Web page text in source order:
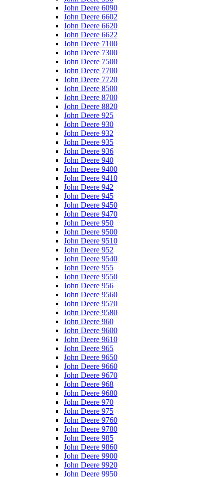
John Deere 6090
John Deere 6602
John Deere 6620
John Deere 6622
John Deere 7100
John Deere 7300
John Deere 7500
John Deere 7700
John Deere 7720
John Deere 8500
John Deere 8700
John Deere 8820
John Deere 925
John Deere 930
John Deere 932
John Deere 935
John Deere 936
John Deere 940
John Deere 9400
John Deere 9410
John Deere 942
John Deere 945
John Deere 9450
John Deere 9470
John Deere 950
John Deere 9500
John Deere 9510
John Deere 952
John Deere 9540
John Deere 955
John Deere 9550
John Deere 956
John Deere 9560
John Deere 9570
John Deere 9580
John Deere 960
John Deere 9600
John Deere 9610
John Deere 965
John Deere 9650
John Deere 9660
John Deere 9670
John Deere 968
John Deere 9680
John Deere 970
John Deere 975
John Deere 9760
John Deere 9780
John Deere 985
John Deere 9860
John Deere 9900
John Deere 9920
John Deere 9950